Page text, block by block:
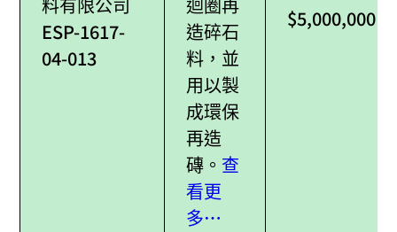
ESP-1617-
04-013
造碎石
料，並
用以製
成環保
再造
磚。 查
看更
多…
$5,000,000